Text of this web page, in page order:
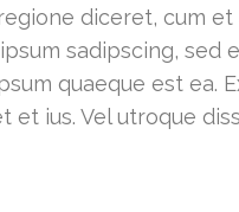
diceret, cum
sadipscing, sed
quaeque est ea.
ius. Vel utroque